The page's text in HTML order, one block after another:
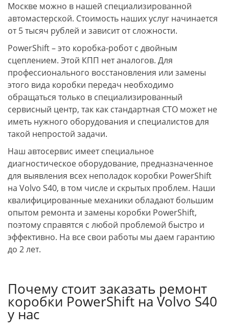
Москве можно в нашей специализированной
автомастерской. Стоимость наших услуг начинается
от 5 тысяч рублей и зависит от сложности.
PowerShift – это коробка-робот с двойным
сцеплением. Этой КПП нет аналогов. Для
профессионального восстановления или замены
этого вида коробки передач необходимо
обращаться только в специализированный
сервисный центр, так как стандартная СТО может не
иметь нужного оборудования и специалистов для
такой непростой задачи.
Наш автосервис имеет специальное
диагностическое оборудование, предназначенное
для выявления всех неполадок коробки PowerShift
на Volvo S40, в том числе и скрытых проблем. Наши
квалифицированные механики обладают большим
опытом ремонта и замены коробки PowerShift,
поэтому справятся с любой проблемой быстро и
эффективно. На все свои работы мы даем гарантию
до 2 лет.
Почему стоит заказать ремонт
коробки PowerShift на Volvo S40
у нас